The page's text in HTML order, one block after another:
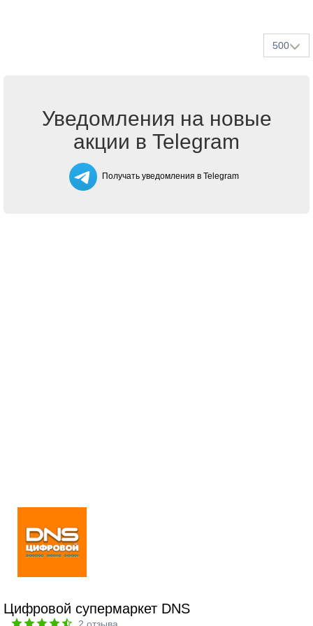
500
Уведомления на новые
акции в Telegram
Получать уведомления в Telegram
Цифровой супермаркет DNS